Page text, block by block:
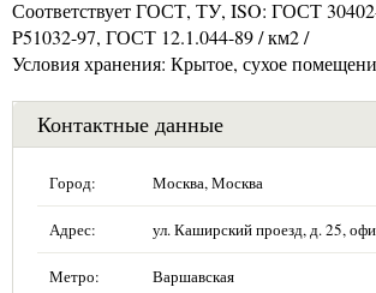
Соответствует ГОСТ, ТУ, ISO: ГОСТ
P51032-97, ГОСТ 12.1.044-89 / км2 /
Условия хранения: Крытое, сухое
Контактные данные
Город: Москва, Москва
Адрес: ул. Каширский проезд, д. 25,
Метро: Варшавская